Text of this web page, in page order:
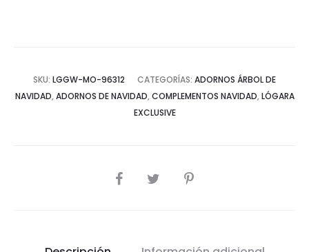
SKU: LGGW-MO-96312 CATEGORÍAS: ADORNOS ÁRBOL DE
NAVIDAD, ADORNOS DE NAVIDAD, COMPLEMENTOS NAVIDAD, LÓGARA
EXCLUSIVE
COMPARTIR